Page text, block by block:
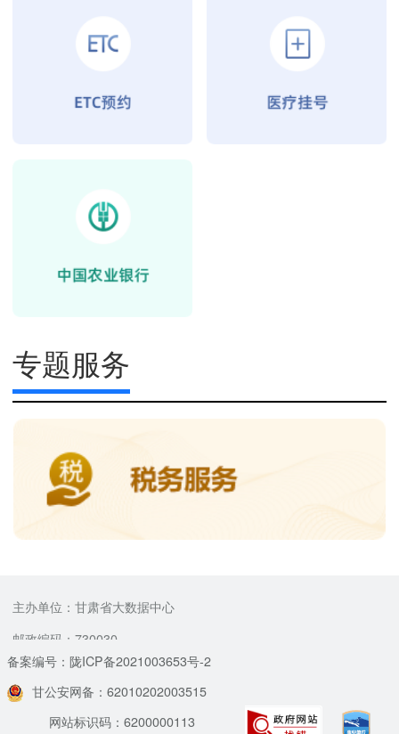
专题服务
主办单位：甘肃省大数据中心
邮政编码：730030
备案编号：陇ICP备2021003653号-2
甘公安网备：62010202003515
网站标识码：6200000113